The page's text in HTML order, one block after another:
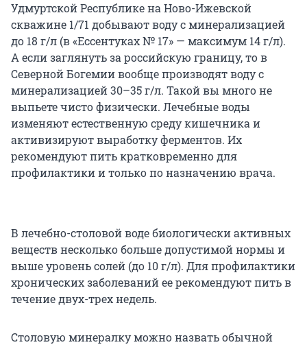
Удмуртской Республике на Ново-Ижевской
скважине 1/71 добывают воду с минерализацией
до 18 г/л (в «Ессентуках № 17» — максимум 14 г/л).
А если заглянуть за российскую границу, то в
Северной Богемии вообще производят воду с
минерализацией 30–35 г/л. Такой вы много не
выпьете чисто физически. Лечебные воды
изменяют естественную среду кишечника и
активизируют выработку ферментов. Их
рекомендуют пить кратковременно для
профилактики и только по назначению врача.
В лечебно-столовой воде биологически активных
веществ несколько больше допустимой нормы и
выше уровень солей (до 10 г/л). Для профилактики
хронических заболеваний ее рекомендуют пить в
течение двух-трех недель.
Столовую минералку можно назвать обычной